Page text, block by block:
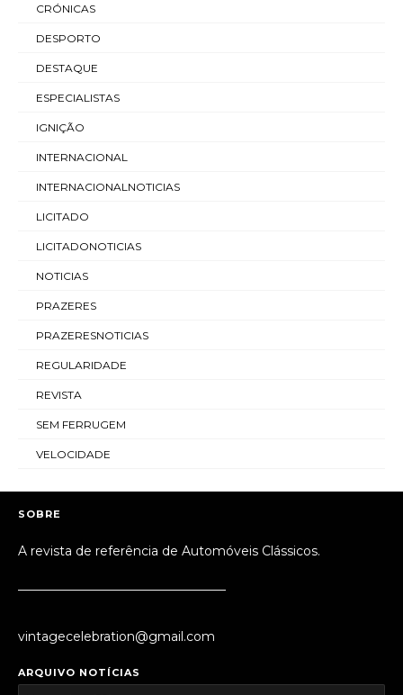
CRÓNICAS
DESPORTO
DESTAQUE
ESPECIALISTAS
IGNIÇÃO
INTERNACIONAL
INTERNACIONALNOTICIAS
LICITADO
LICITADONOTICIAS
NOTICIAS
PRAZERES
PRAZERESNOTICIAS
REGULARIDADE
REVISTA
SEM FERRUGEM
VELOCIDADE
SOBRE
A revista de referência de Automóveis Clássicos.
vintagecelebration@gmail.com
ARQUIVO NOTÍCIAS